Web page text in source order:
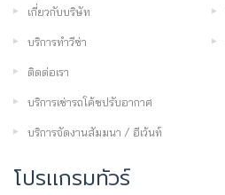
เกี่ยวกับบริษัท
บริการทำวีซ่า
ติดต่อเรา
บริการเช่ารถโค้ชปรับอากาศ
บริการจัดงานสัมมนา / อีเว้นท์
โปรเเกรมทัวร์